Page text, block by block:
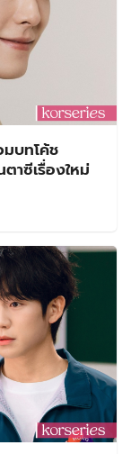
บทโค้ช
าซีเรื่องใหม่